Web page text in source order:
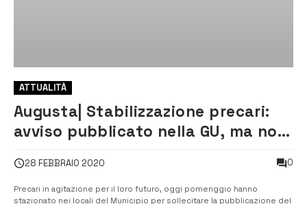
ATTUALITÀ
Augusta| Stabilizzazione precari:
avviso pubblicato nella GU, ma non
protesta
28 FEBBRAIO 2020 0
Precari in agitazione per il loro futuro, oggi pomeriggio hanno
stazionato nei locali del Municipio per sollecitare la pubblicazione del